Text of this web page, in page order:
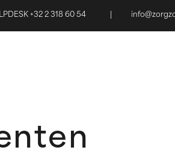
+32 2 318 60 54